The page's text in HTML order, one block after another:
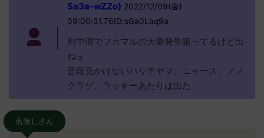
Sa3a-wZZo) 2022/12/09(金)
09:00:31.76ID:sGa0Laq9a
列中洞でフカマルの大量発生狙ってるけど出
ねぇ
普段見かけないハリテヤマ、ニャース、ノノ
クラゲ、ラッキーあたりは出た
名無しさん